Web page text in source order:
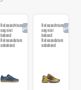
Releasedatum
nog niet
bekend
Releasedatum
onbekend
AangekondigdReleasedatum
nog niet
bekend
Releasedatum
onbekend